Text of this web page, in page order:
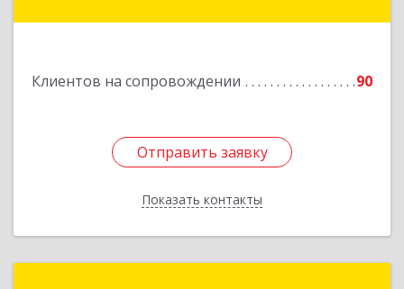
Клиентов на сопровождении 90
Отправить заявку
Показать контакты
Отправить заявку
Назад